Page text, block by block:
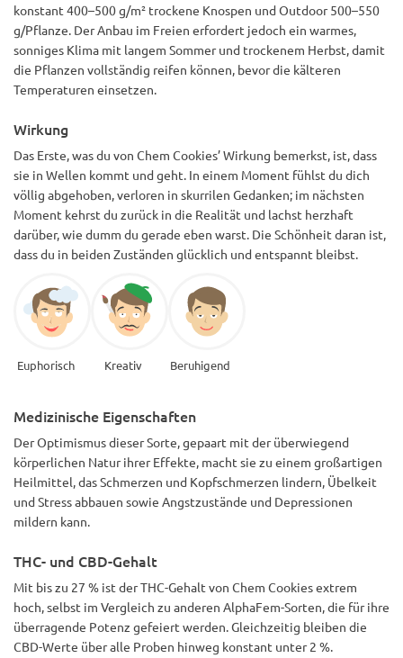
konstant 400–500 g/m² trockene Knospen und Outdoor 500–550
g/Pflanze. Der Anbau im Freien erfordert jedoch ein warmes,
sonniges Klima mit langem Sommer und trockenem Herbst, damit
die Pflanzen vollständig reifen können, bevor die kälteren
Temperaturen einsetzen.
Wirkung
Das Erste, was du von Chem Cookies’ Wirkung bemerkst, ist, dass
sie in Wellen kommt und geht. In einem Moment fühlst du dich
völlig abgehoben, verloren in skurrilen Gedanken; im nächsten
Moment kehrst du zurück in die Realität und lachst herzhaft
darüber, wie dumm du gerade eben warst. Die Schönheit daran ist,
dass du in beiden Zuständen glücklich und entspannt bleibst.
Euphorisch Kreativ Beruhigend
Medizinische Eigenschaften
Der Optimismus dieser Sorte, gepaart mit der überwiegend
körperlichen Natur ihrer Effekte, macht sie zu einem großartigen
Heilmittel, das Schmerzen und Kopfschmerzen lindern, Übelkeit
und Stress abbauen sowie Angstzustände und Depressionen
mildern kann.
THC- und CBD-Gehalt
Mit bis zu 27 % ist der THC-Gehalt von Chem Cookies extrem
hoch, selbst im Vergleich zu anderen AlphaFem-Sorten, die für ihre
überragende Potenz gefeiert werden. Gleichzeitig bleiben die
CBD-Werte über alle Proben hinweg konstant unter 2 %.